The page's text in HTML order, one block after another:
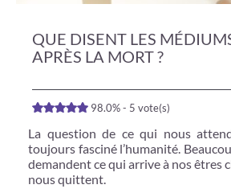
QUE DISENT LES
APRÈS LA MORT ?
98.0% - 5 vote(s)
La question de ce qui nous
toujours fasciné l’humanité.
demandent ce qui arrive à nos êtres
nous quittent.